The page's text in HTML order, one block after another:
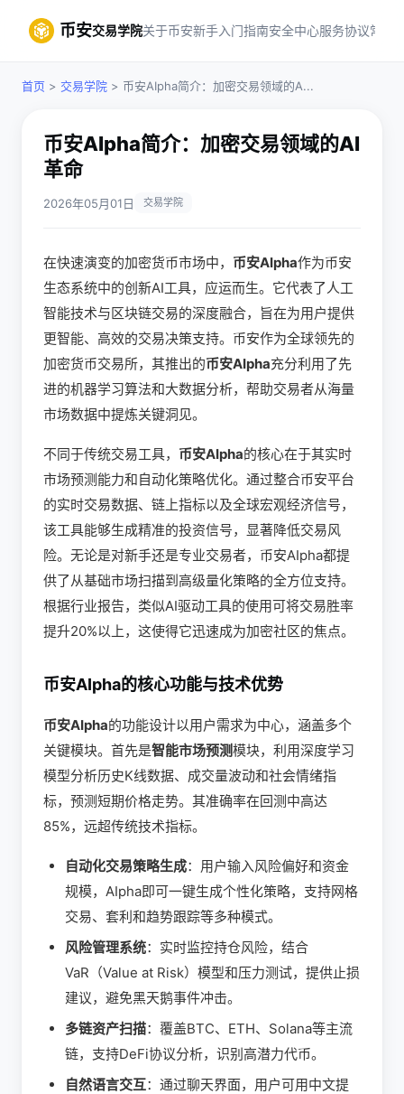
币安交易学院关于币安新手入门指南安全中心服务协议常见
首页 > 交易学院 > 币安AIpha简介：加密交易领域的A...
币安AIpha简介：加密交易领域的AI
革命
2026年05月01日 交易学院
在快速演变的加密货币市场中， 币安AIpha作为币安
生态系统中的创新AI工具，应运而生。它代表了人工
智能技术与区块链交易的深度融合，旨在为用户提供
更智能、高效的交易决策支持。币安作为全球领先的
加密货币交易所，其推出的币安AIpha充分利用了先
进的机器学习算法和大数据分析，帮助交易者从海量
市场数据中提炼关键洞见。
不同于传统交易工具， 币安AIpha的核心在于其实时
市场预测能力和自动化策略优化。通过整合币安平台
的实时交易数据、链上指标以及全球宏观经济信号，
该工具能够生成精准的投资信号，显著降低交易风
险。无论是对新手还是专业交易者，币安AIpha都提
供了从基础市场扫描到高级量化策略的全方位支持。
根据行业报告，类似AI驱动工具的使用可将交易胜率
提升20%以上，这使得它迅速成为加密社区的焦点。
币安AIpha的核心功能与技术优势
币安AIpha的功能设计以用户需求为中心，涵盖多个
关键模块。首先是智能市场预测模块，利用深度学习
模型分析历史K线数据、成交量波动和社会情绪指
标，预测短期价格走势。其准确率在回测中高达
85%，远超传统技术指标。
自动化交易策略生成：用户输入风险偏好和资金
规模，AIpha即可一键生成个性化策略，支持网格
交易、套利和趋势跟踪等多种模式。
风险管理系统：实时监控持仓风险，结合
VaR（Value at Risk）模型和压力测试，提供止损
建议，避免黑天鹅事件冲击。
多链资产扫描：覆盖BTC、ETH、Solana等主流
链，支持DeFi协议分析，识别高潜力代币。
自然语言交互：通过聊天界面，用户可用中文提